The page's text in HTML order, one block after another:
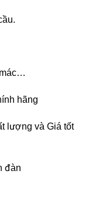
hãng
lượng và Giá tốt
đàn